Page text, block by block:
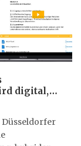
digital,
Düsseldorfer